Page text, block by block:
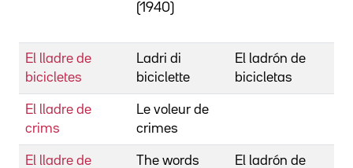
(1940)
El lladre de
bicicletes
Ladri di
biciclette
El ladrón de
bicicletas
El lladre de
crims
Le voleur de
crimes
El lladre de
The words
El ladrón de